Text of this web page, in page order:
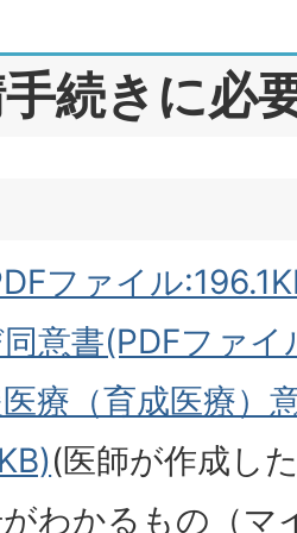
続きに必
ファイル
意書(PDFファ
療（育成医療）
(医師が作成し
わかるもの（マ